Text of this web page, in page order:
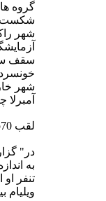
گروه
شکست
شهر
سقف
شهر
آمبرلا
لقب H&K vp70 هانک ماتیلدا است.
در"
به
تنفر
ویلیام